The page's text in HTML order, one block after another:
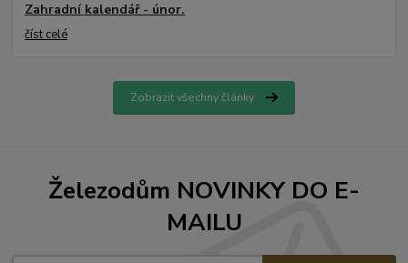
Zahradní kalendář - únor.
číst celé
Zobrazit všechny články
Železodům NOVINKY DO E-
MAILU